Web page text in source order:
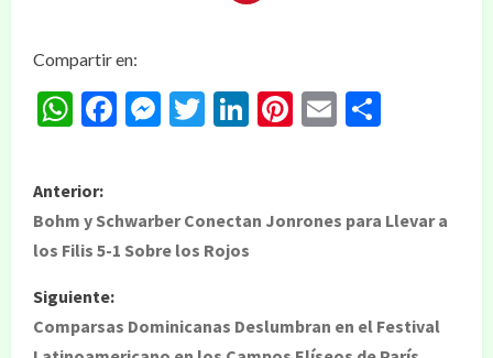
Compartir en:
WhatsApp
Facebook
Messenger
Twitter
LinkedIn
Pinterest
Email
Anterior:
Bohm y Schwarber Conectan Jonrones para Llevar a
los Filis 5-1 Sobre los Rojos
Siguiente:
Comparsas Dominicanas Deslumbran en el Festival